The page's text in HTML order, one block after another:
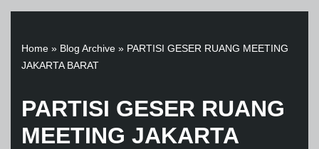
Home » Blog Archive » PARTISI GESER RUANG MEETING
JAKARTA BARAT
PARTISI GESER RUANG
MEETING JAKARTA